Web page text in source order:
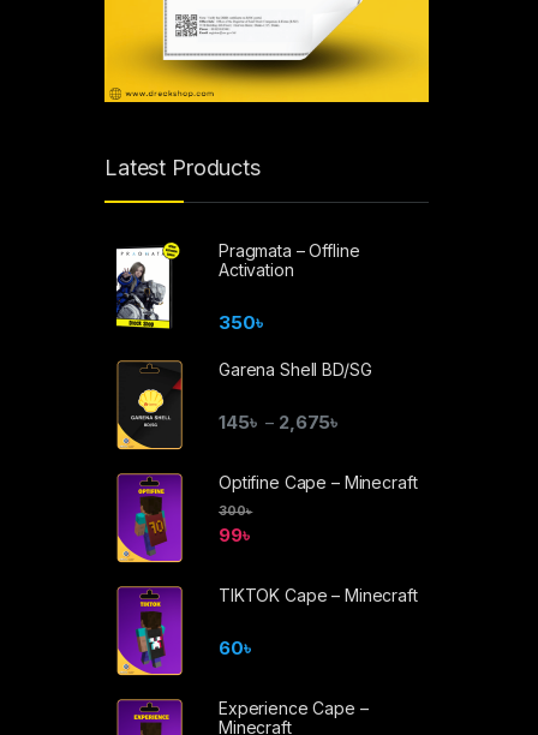
Latest Products
Pragmata – Offline
Activation
350৳
Garena Shell BD/SG
145৳ – 2,675৳
Optifine Cape – Minecraft
99৳
300৳
TIKTOK Cape – Minecraft
60৳
Experience Cape –
Minecraft